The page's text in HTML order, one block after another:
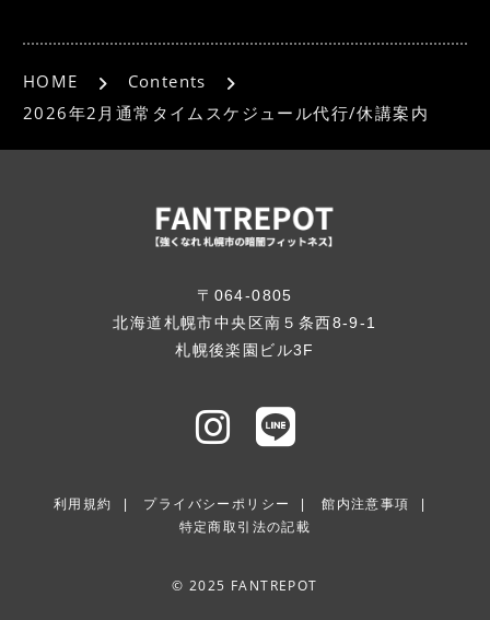
k
HOME
Contents
2026年2月通常タイムスケジュール代行/休講案内
〒064-0805
北海道札幌市中央区南５条西8-9-1
札幌後楽園ビル3F
利用規約 プライバシーポリシー
館内注意事項
特定商取引法の記載
© 2025 FANTREPOT